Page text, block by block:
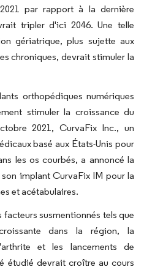
par rapport à la dernière
tripler d'ici 2046. Une telle
gériatrique, plus sujette aux
chroniques, devrait stimuler la
orthopédiques numériques
stimuler la croissance du
2021, CurvaFix Inc., un
basé aux États-Unis pour
les os courbés, a annoncé la
implant CurvaFix IM pour la
et acétabulaires.
susmentionnés tels que
dans la région, la
et les lancements de
étudié devrait croître au cours